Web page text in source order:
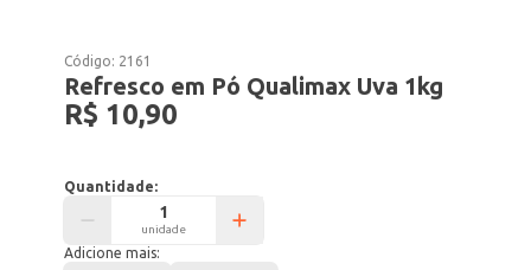
Código: 2161
Refresco em Pó Qualimax Uva 1kg
R$ 10,90
Quantidade:
unidade
Adicione mais: